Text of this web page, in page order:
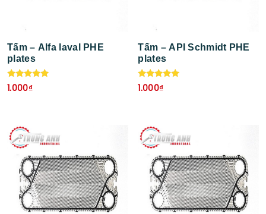
Tấm – Alfa laval PHE
plates
Được xếp
hạng
1.000₫
Tấm – API Schmidt PHE
plates
Được xếp
hạng
1.000₫